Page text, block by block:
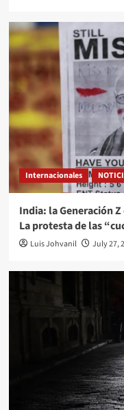
Internacionales
India: la Generación
La protesta de las
Luis Johvanil July 27,